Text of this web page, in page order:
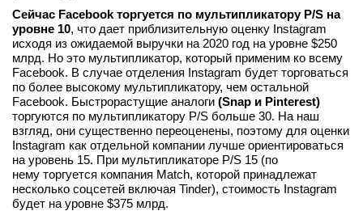
Сейчас Facebook торгуется по мультипликатору P/S на
уровне 10, что дает приблизительную оценку Instagram
исходя из ожидаемой выручки на 2020 год на уровне $250
млрд. Но это мультипликатор, который применим ко всему
Facebook. В случае отделения Instagram будет торговаться
по более высокому мультипликатору, чем остальной
Facebook. Быстрорастущие аналоги (Snap и Pinterest)
торгуются по мультипликатору P/S больше 30. На наш
взгляд, они существенно переоценены, поэтому для оценки
Instagram как отдельной компании лучше ориентироваться
на уровень 15. При мультипликаторе P/S 15 (по
нему торгуется компания Match, которой принадлежат
несколько соцсетей включая Tinder), стоимость Instagram
будет на уровне $375 млрд.